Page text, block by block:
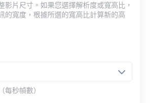
影片尺寸。如果您選擇解析度或寬高比，
的寬度，根據所選的寬高比計算新的高
每秒幀數）